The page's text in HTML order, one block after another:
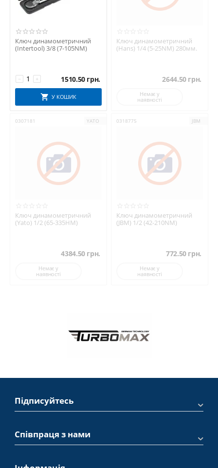
Ключ динамометричний
(Intertool) 3/8 (7-105NM)
+
− 1510.50 грн.
У КОШИК
Ключ динамометричний
(Hans) 1/4 (5-25NM) 280мм.
2644.50 грн.
Немає у
наявності
0307181 YATO
Ключ динамометричний
(Yato) 1/2 (65-335HM)
4384.50 грн.
Немає у
наявності
0318775 JBM
Ключ динамометричний
(JBM) 1/2 (42-210NM)
772.50 грн.
Немає у
наявності
Підписуйтесь
Співпраця з нами